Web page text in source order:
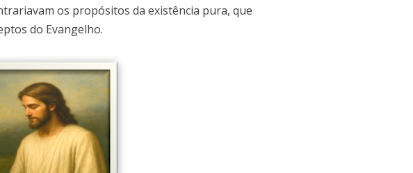
os propósitos da existência pura, que
do Evangelho.